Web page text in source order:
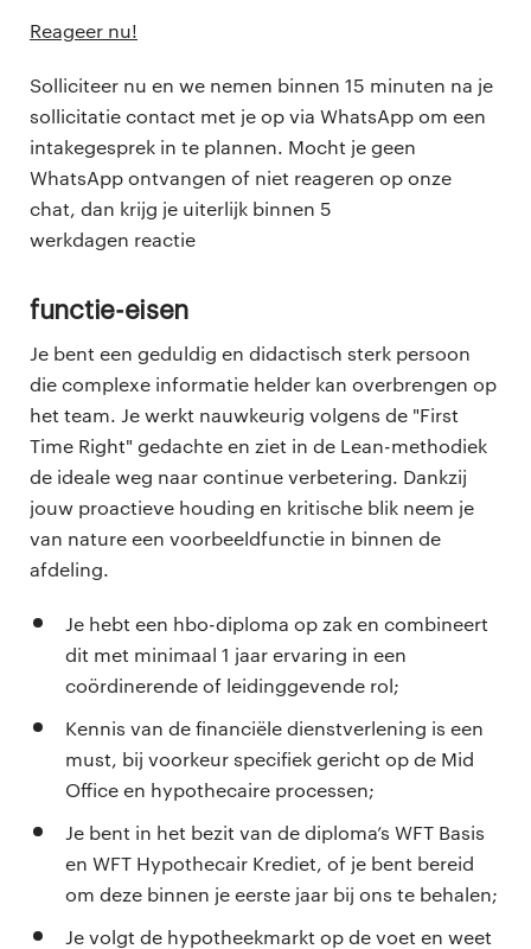
Reageer nu!
Solliciteer nu en we nemen binnen 15 minuten na je
sollicitatie contact met je op via WhatsApp om een
intakegesprek in te plannen. Mocht je geen
WhatsApp ontvangen of niet reageren op onze
chat, dan krijg je uiterlijk binnen 5
werkdagen reactie
Functie-eisen
Je bent een geduldig en didactisch sterk persoon
die complexe informatie helder kan overbrengen op
het team. Je werkt nauwkeurig volgens de "First
Time Right" gedachte en ziet in de Lean-methodiek
de ideale weg naar continue verbetering. Dankzij
jouw proactieve houding en kritische blik neem je
van nature een voorbeeldfunctie in binnen de
afdeling.
Je hebt een hbo-diploma op zak en combineert
dit met minimaal 1 jaar ervaring in een
coördinerende of leidinggevende rol;
Kennis van de financiële dienstverlening is een
must, bij voorkeur specifiek gericht op de Mid
Office en hypothecaire processen;
Je bent in het bezit van de diploma’s WFT Basis
en WFT Hypothecair Krediet, of je bent bereid
om deze binnen je eerste jaar bij ons te behalen;
Je volgt de hypotheekmarkt op de voet en weet